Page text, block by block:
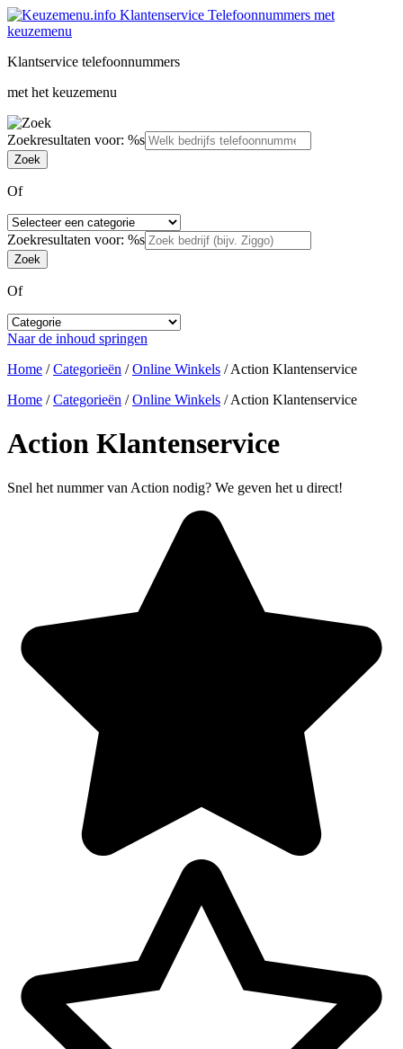
Klantservice telefoonnummers
met het keuzemenu
Zoekresultaten voor: %s
Of
Zoekresultaten voor: %s
Of
Naar de inhoud springen
Home /Categorieën /Online Winkels /Action Klantenservice
Home /Categorieën /Online Winkels /Action Klantenservice
Action Klantenservice
Snel het nummer van Action nodig? We geven het u direct!